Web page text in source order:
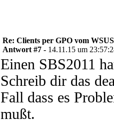
Re: Clients per GPO vom
Antwort #7 - 14.11.15 um
Einen SBS2011
Schreib dir das
Fall dass es
mußt.